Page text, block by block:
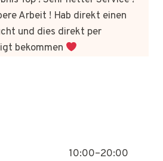
Arbeit ! Hab direkt einen
und dies direkt per
bekommen
10:00–20:00